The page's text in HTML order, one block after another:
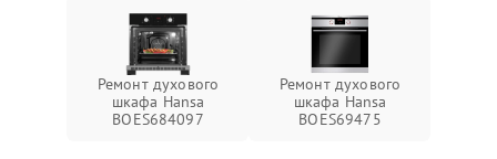
Ремонт духового
шкафа Hansa
BOES684097
Ремонт духового
шкафа Hansa
BOES69475